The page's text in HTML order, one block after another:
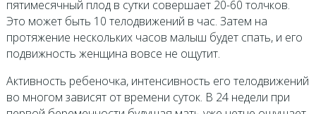
пятимесячный плод в сутки совершает 20-60 толчков.
Это может быть 10 телодвижений в час. Затем на
протяжение нескольких часов малыш будет спать, и его
подвижность женщина вовсе не ощутит.
Активность ребеночка, интенсивность его телодвижений
во многом зависят от времени суток. В 24 недели при